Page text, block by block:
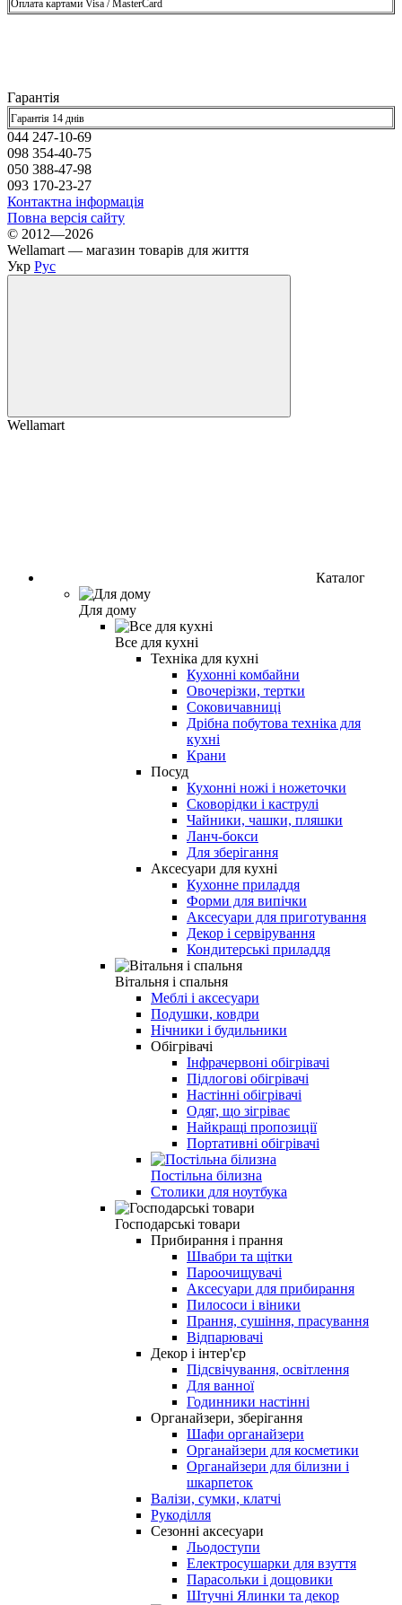
Оплата картами Visa / MasterCard
Гарантія
Гарантія 14 днів
044 247-10-69
098 354-40-75
050 388-47-98
093 170-23-27
Контактна інформація
Повна версія сайту
© 2012—2026
Wellamart — магазин товарів для життя
Укр Рус
Wellamart
Каталог
Для дому
Все для кухні
Техніка для кухні
Кухонні комбайни
Овочерізки, тертки
Соковичавниці
Дрібна побутова техніка для
кухні
Крани
Посуд
Кухонні ножі і ножеточки
Сковорідки і каструлі
Чайники, чашки, пляшки
Ланч-бокси
Для зберігання
Аксесуари для кухні
Кухонне приладдя
Форми для випічки
Аксесуари для приготування
Декор і сервірування
Кондитерські приладдя
Вітальня і спальня
Меблі і аксесуари
Подушки, ковдри
Нічники і будильники
Обігрівачі
Інфрачервоні обігрівачі
Підлогові обігрівачі
Настінні обігрівачі
Одяг, що зігріває
Найкращі пропозиції
Портативні обігрівачі
Постільна білизна
Столики для ноутбука
Господарські товари
Прибирання і прання
Швабри та щітки
Пароочищувачі
Аксесуари для прибирання
Пилососи і віники
Прання, сушіння, прасування
Відпарювачі
Декор і інтер'єр
Підсвічування, освітлення
Для ванної
Годинники настінні
Органайзери, зберігання
Шафи органайзери
Органайзери для косметики
Органайзери для білизни і
шкарпеток
Валізи, сумки, клатчі
Рукоділля
Сезонні аксесуари
Льодоступи
Електросушарки для взуття
Парасольки і дощовики
Штучні Ялинки та декор